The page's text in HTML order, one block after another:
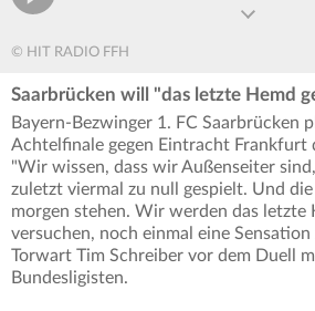
© HIT RADIO FFH
Saarbrücken will "das letzte Hemd
Bayern-Bezwinger 1. FC Saarbrücken
Achtelfinale gegen Eintracht Frankfurt
"Wir wissen, dass wir Außenseiter
zuletzt viermal zu null gespielt. Und
morgen stehen. Wir werden das letzte
versuchen, noch einmal eine Sensation
Torwart Tim Schreiber vor dem Duell
Bundesligisten.